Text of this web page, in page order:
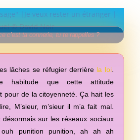
MON VISAGE
c’est ta connerie, tu te rappelles ?
lâches se réfugier derrière la loi.
habitude que cette attitude
pour de la citoyenneté. Ça hait les
M’sieur, m’sieur il m’a fait mal.
désormais sur les réseaux sociaux
punition punition, ah ah ah